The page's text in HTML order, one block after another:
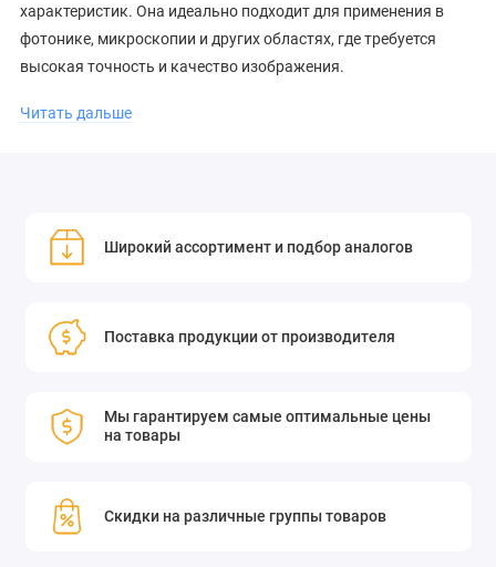
характеристик. Она идеально подходит для применения в
фотонике, микроскопии и других областях, где требуется
высокая точность и качество изображения.
Читать дальше
Широкий ассортимент и подбор аналогов
Поставка продукции от производителя
Мы гарантируем самые оптимальные цены
на товары
Скидки на различные группы товаров